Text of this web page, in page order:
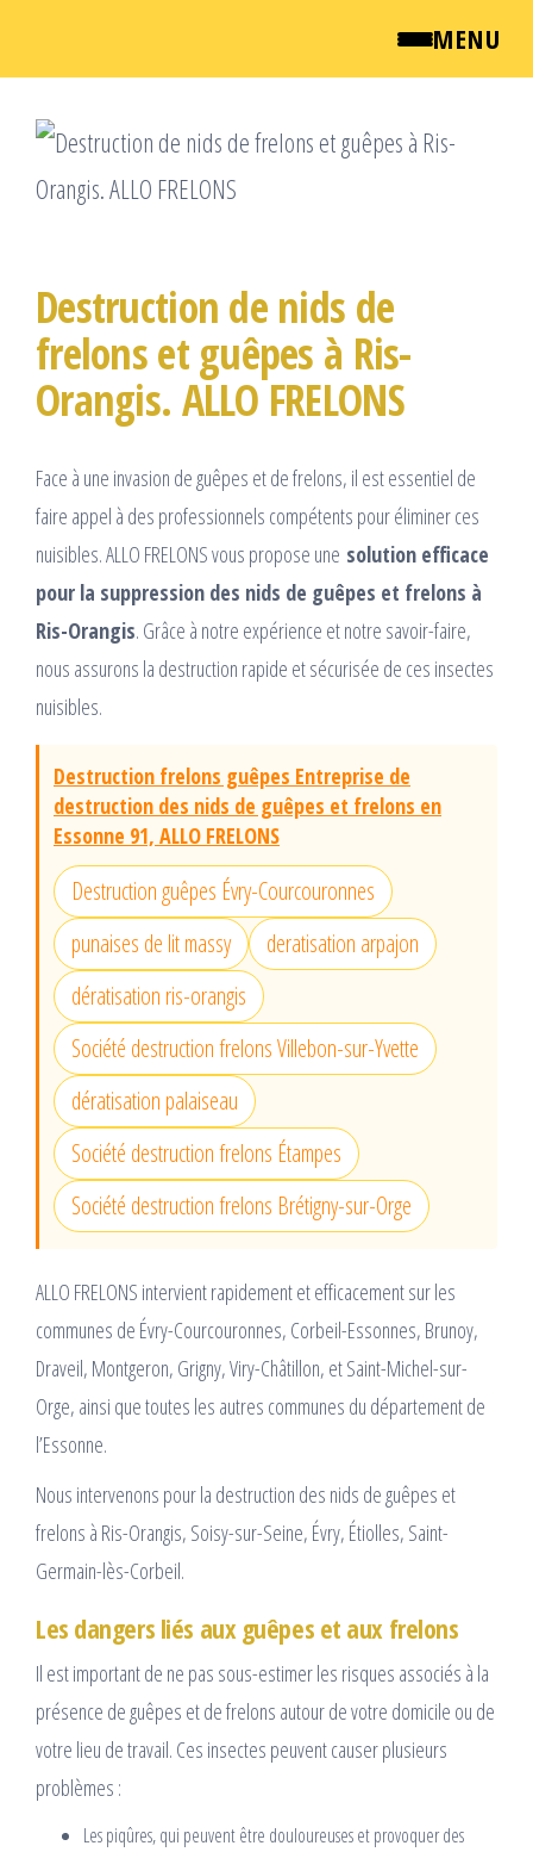
MENU
QUI SOMMES NOUS ?
NEWSROOM
ENGLISH
CONTACT
contenu
Destruction de nids de
frelons et guêpes à Ris-
Orangis. ALLO FRELONS
Face à une invasion de guêpes et de frelons, il est essentiel de
faire appel à des professionnels compétents pour éliminer ces
nuisibles. ALLO FRELONS vous propose une solution efficace
pour la suppression des nids de guêpes et frelons à
Ris-Orangis. Grâce à notre expérience et notre savoir-faire,
nous assurons la destruction rapide et sécurisée de ces insectes
nuisibles.
Destruction frelons guêpes Entreprise de
destruction des nids de guêpes et frelons en
Essonne 91, ALLO FRELONS
Destruction guêpes Évry-Courcouronnes
punaises de lit massy
deratisation arpajon
dératisation ris-orangis
Société destruction frelons Villebon-sur-Yvette
dératisation palaiseau
Société destruction frelons Étampes
Société destruction frelons Brétigny-sur-Orge
ALLO FRELONS intervient rapidement et efficacement sur les
communes de Évry-Courcouronnes, Corbeil-Essonnes, Brunoy,
Draveil, Montgeron, Grigny, Viry-Châtillon, et Saint-Michel-sur-
Orge, ainsi que toutes les autres communes du département de
l’Essonne.
Nous intervenons pour la destruction des nids de guêpes et
frelons à Ris-Orangis, Soisy-sur-Seine, Évry, Étiolles, Saint-
Germain-lès-Corbeil.
Les dangers liés aux guêpes et aux frelons
Il est important de ne pas sous-estimer les risques associés à la
présence de guêpes et de frelons autour de votre domicile ou de
votre lieu de travail. Ces insectes peuvent causer plusieurs
problèmes :
Les piqûres, qui peuvent être douloureuses et provoquer des